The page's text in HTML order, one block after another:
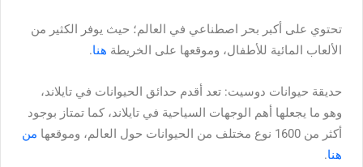
تحتوي على أكبر بحر اصطناعي في العالم؛ حيث يوفر الكثير من
الألعاب المائية للأطفال، وموقعها على الخريطة هنا.
حديقة حيوانات دوسيت: تعد أقدم حدائق الحيوانات في تايلاند،
وهو ما يجعلها أهم الوجهات السياحية في تايلاند، كما تمتاز بوجود
أكثر من 1600 نوع مختلف من الحيوانات حول العالم، وموقعها
من
هنا.